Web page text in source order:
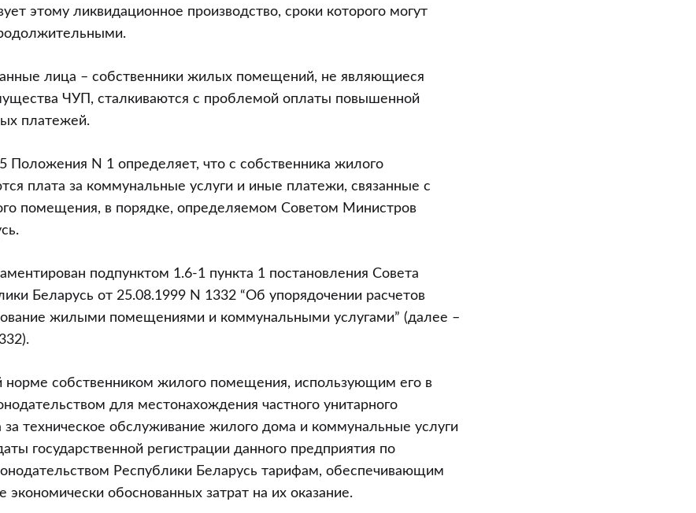
этому ликвидационное производство, сроки которого могут
лица – собственники жилых помещений, не являющиеся
ЧУП, сталкиваются с проблемой оплаты повышенной
платежей.
5 Положения N 1 определяет, что с собственника жилого
плата за коммунальные услуги и иные платежи, связанные с
помещения, в порядке, определяемом Советом Министров
подпунктом 1.6-1 пункта 1 постановления Совета
Беларусь от 25.08.1999 N 1332 “Об упорядочении расчетов
жилыми помещениями и коммунальными услугами” (далее –
норме собственником жилого помещения, использующим его в
для местонахождения частного унитарного
за техническое обслуживание жилого дома и коммунальные услуги
государственной регистрации данного предприятия по
Республики Беларусь тарифам, обеспечивающим
обоснованных затрат на их оказание.